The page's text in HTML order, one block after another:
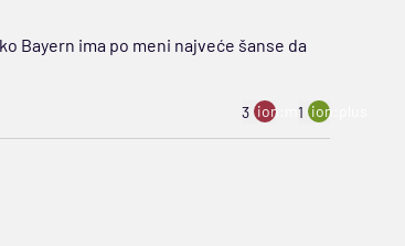
Bayern ima po meni najveće šanse da
3 ion:minus
1 ion:plus